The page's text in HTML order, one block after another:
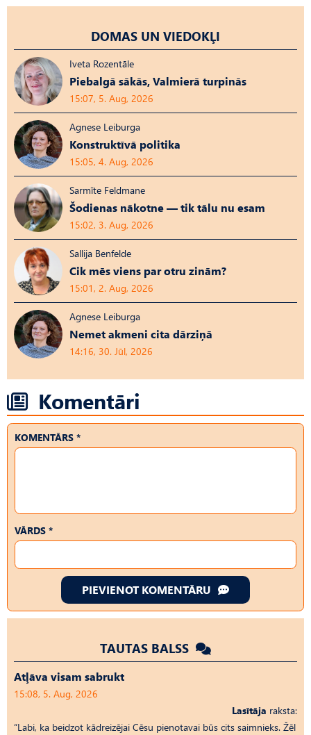
DOMAS UN VIEDOKĻI
Iveta Rozentāle
Piebalgā sākās, Valmierā turpinās
15:07, 5. Aug, 2026
Agnese Leiburga
Konstruktīvā politika
15:05, 4. Aug, 2026
Sarmīte Feldmane
Šodienas nākotne — tik tālu nu esam
15:02, 3. Aug, 2026
Sallija Benfelde
Cik mēs viens par otru zinām?
15:01, 2. Aug, 2026
Agnese Leiburga
Nemet akmeni cita dārziņā
14:16, 30. Jūl, 2026
Komentāri
KOMENTĀRS *
VĀRDS *
PIEVIENOT KOMENTĀRU
TAUTAS BALSS
Atļāva visam sabrukt
15:08, 5. Aug, 2026
Lasītāja raksta:
“Labi, ka beidzot kādreizējai Cēsu pienotavai būs cits saimnieks. Žēl